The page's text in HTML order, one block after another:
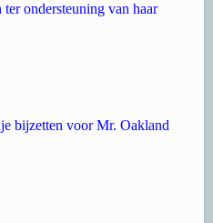
ondersteuning van haar
bijzetten voor Mr. Oakland